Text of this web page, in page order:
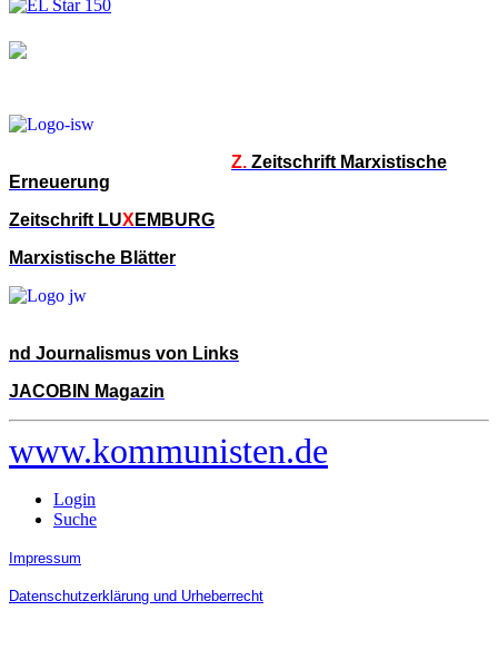
Z. Zeitschrift Marxistische
Erneuerung
Zeitschrift LUX EMBURG
Marxistische Blätter
nd Journalismus von Links
JACOBIN Magazin
www.kommunisten.de
Login
Suche
Impressum
Datenschutzerklärung und Urheberrecht